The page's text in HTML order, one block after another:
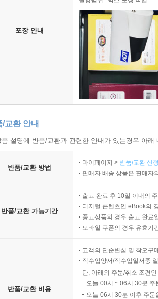
포장 안내
/교환 안내
설명에 반품/교환과 관련한 안내가 있는경우 아
반품/교환 방법
마이페이지 > 반품/교환 신
판매자 배송 상품은 판매자
반품/교환 가능기간
출고 완료 후 10일 이내의
디지털 콘텐츠인 eBook의
중고상품의 경우 출고 완료
모바일 쿠폰의 경우 유효기
반품/교환 비용
고객의 단순변심 및 착오구
직수입양서/직수입일서중
단, 아래의 주문/취소 조건
오늘 00시 ~ 06시 30분
오늘 06시 30분 이후 주